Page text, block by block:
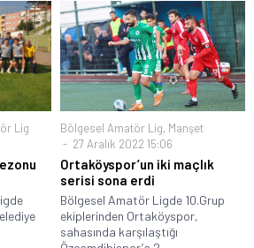
Lig
Bölgesel Amatör Lig, Manşet
27 Aralık 2022 15:06
Ortaköyspor’un iki maçlık
serisi sona erdi
Bölgesel Amatör Ligde 10.Grup
ekiplerinden Ortaköyspor,
sahasında karşılaştığı